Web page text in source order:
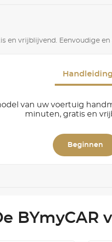
en vrijblijvend. Eenvoudige en
Handleiding
van uw voertuig
minuten, gratis en
Beginnen
BYmyCAR